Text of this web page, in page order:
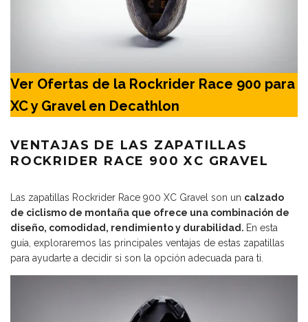
Ver Ofertas de la Rockrider Race 900 para
XC y Gravel en Decathlon
VENTAJAS DE LAS ZAPATILLAS
ROCKRIDER RACE 900 XC GRAVEL
Las zapatillas Rockrider Race 900 XC Gravel son un calzado
de ciclismo de montaña que ofrece una combinación de
diseño, comodidad, rendimiento y durabilidad. En esta
guía, exploraremos las principales ventajas de estas zapatillas
para ayudarte a decidir si son la opción adecuada para ti.